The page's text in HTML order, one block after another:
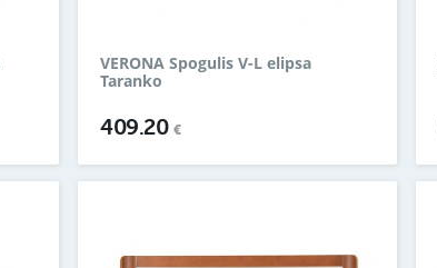
VERONA Spogulis V-L elipsa
Taranko
409.20€